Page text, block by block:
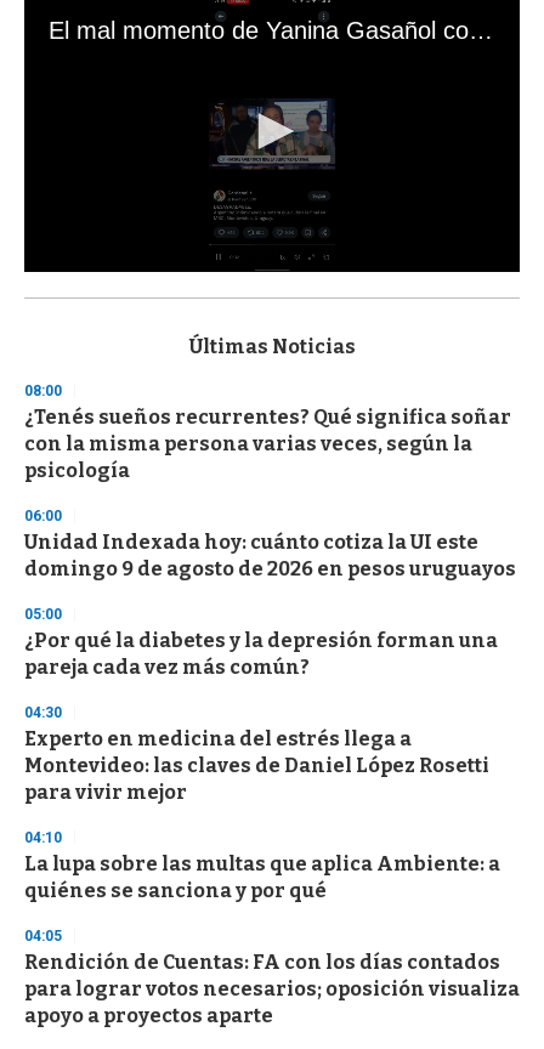
El mal momento de Yanina Gasañol con un hincha argentino en "Subrayado"
s
d
s
o
f
3
s
e
c
o
d
Últimas Noticias
08:00
¿Tenés sueños recurrentes? Qué significa soñar
con la misma persona varias veces, según la
psicología
06:00
Unidad Indexada hoy: cuánto cotiza la UI este
domingo 9 de agosto de 2026 en pesos uruguayos
05:00
¿Por qué la diabetes y la depresión forman una
pareja cada vez más común?
04:30
Experto en medicina del estrés llega a
Montevideo: las claves de Daniel López Rosetti
para vivir mejor
04:10
La lupa sobre las multas que aplica Ambiente: a
quiénes se sanciona y por qué
04:05
Rendición de Cuentas: FA con los días contados
para lograr votos necesarios; oposición visualiza
apoyo a proyectos aparte